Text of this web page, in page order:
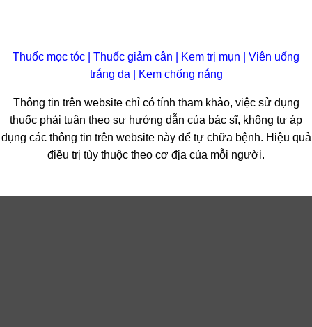
Thuốc mọc tóc Thuốc giảm cân Kem trị mụn
Viên uống
trắng da
Kem chống nắng
Thông tin trên website chỉ có tính tham khảo, việc sử dụng
thuốc phải tuân theo sự hướng dẫn của bác sĩ, không tự áp
dụng các thông tin trên website này để tự chữa bệnh. Hiệu quả
điều trị tùy thuộc theo cơ địa của mỗi người.